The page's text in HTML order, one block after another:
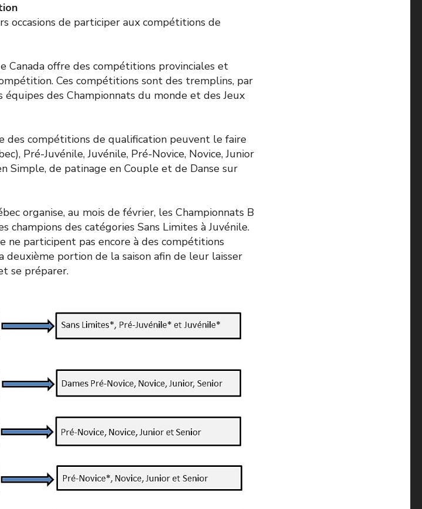
occasions de participer aux compétitions de
Canada offre des compétitions provinciales et
Ces compétitions sont des tremplins, par
des Championnats du monde et des Jeux
compétitions de qualification peuvent le faire
Pré-Juvénile, Juvénile, Pré-Novice, Novice, Junior
Simple, de patinage en Couple et de Danse sur
organise, au mois de février, les Championnats B
des catégories Sans Limites à Juvénile.
ne participent pas encore à des compétitions
portion de la saison afin de leur laisser
se préparer.